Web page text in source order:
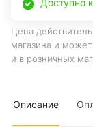
Доступно
Цена
магазина и может
и в розничных
Описание